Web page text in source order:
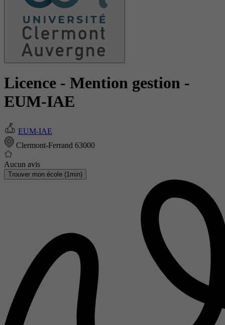
Licence - Mention gestion -
EUM-IAE
EUM-IAE
Clermont-Ferrand 63000
Aucun avis
Trouver mon école (1min)